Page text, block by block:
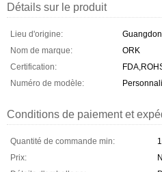
Détails sur le produit
Lieu d'origine:
Nom de marque:
ORK
Certification:
Numéro de modèle:
Conditions de paiement et
Quantité de commande min:
Prix: